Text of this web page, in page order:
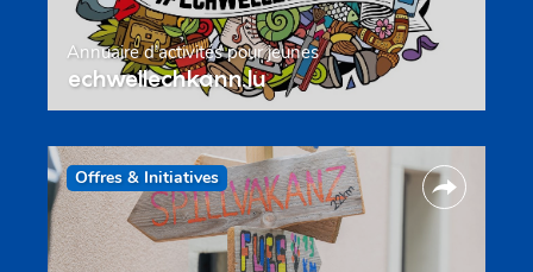
Annuaire d’activités pour jeunes
echwellechkann.lu
Offres & Initiatives